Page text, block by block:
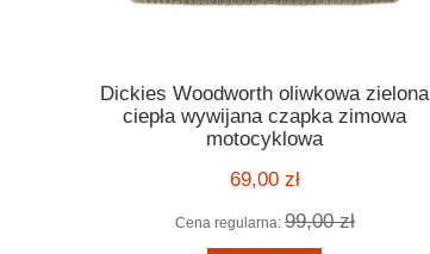
Dickies Woodworth oliwkowa zielona
ciepła wywijana czapka zimowa
motocyklowa
69,00 zł
Cena regularna: 99,00 zł